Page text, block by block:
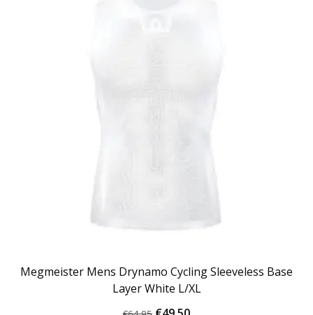
Megmeister Mens Drynamo Cycling Sleeveless Base
Layer White L/XL